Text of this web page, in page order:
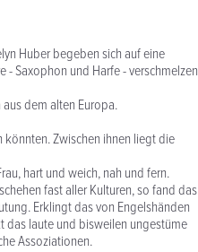
Huber begeben sich auf eine
Saxophon und Harfe - verschmelzen
dem alten Europa.
Zwischen ihnen liegt die
hart und weich, nah und fern.
fast aller Kulturen, so fand das
Erklingt das von Engelshänden
das laute und bisweilen ungestüme
Assoziationen.